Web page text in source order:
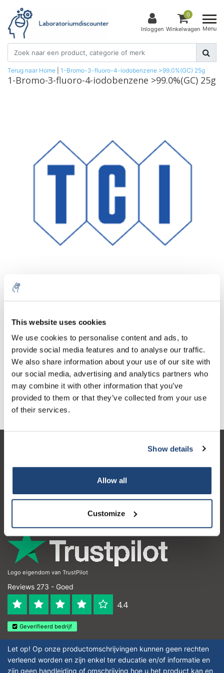
This website uses cookies
We use cookies to personalise content and ads, to
provide social media features and to analyse our traffic.
We also share information about your use of our site with
our social media, advertising and analytics partners who
may combine it with other information that you’ve
provided to them or that they’ve collected from your use
of their services.
Show details
Allow all
Customize
Inloggen
0
Winkelwagen Menu
Terug naar Home 1-Bromo-3-fluoro-4-iodobenzene >99.0%(GC) 25g
1-Bromo-3-fluoro-4-iodobenzene >99.0%(GC) 25g
1 Stuk Excl. btw
€105,19
Incl. btw
Toevoegen aan winkelwagen
Informatie
Contactgegevens
Logo eigendom van TrustPilot
Reviews 273 - Goed
4.4
Geverifieerd bedrijf
Let op! Op onze productomschrijvingen kunnen geen rechten
verleend worden en zijn enkel ter educatie en/of informatie en
zijn geen handleiding of omschrijving hoe u het product kan en